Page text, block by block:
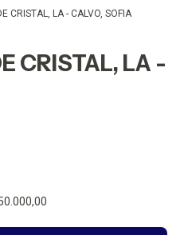
CRISTAL, LA - CALVO, SOFIA
CRISTAL, LA -